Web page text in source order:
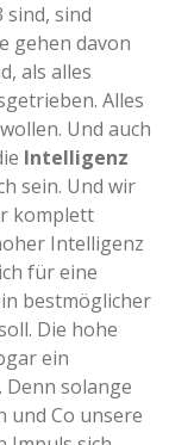
sind, sind
gehen davon
als alles
Alles
Und auch
Intelligenz
sein. Und wir
komplett
Intelligenz
für eine
bestmöglicher
Die hohe
ein
Denn solange
und Co unsere